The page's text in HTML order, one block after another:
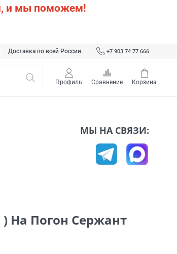
и мы поможем!
Доставка по всей России +7 903 74 77 666
Профиль Сравнение Корзина
МЫ НА СВЯЗИ:
На Погон Сержант